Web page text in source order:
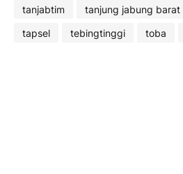
tanjabtim
tanjung jabung barat
tapsel
tebingtinggi toba